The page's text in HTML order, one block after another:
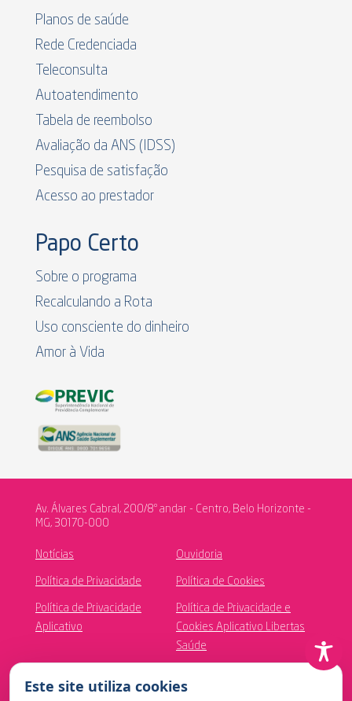
Planos de saúde
Rede Credenciada
Teleconsulta
Autoatendimento
Tabela de reembolso
Avaliação da ANS (IDSS)
Pesquisa de satisfação
Acesso ao prestador
Papo Certo
Sobre o programa
Recalculando a Rota
Uso consciente do dinheiro
Amor à Vida
Av. Álvares Cabral, 200/8º andar - Centro, Belo Horizonte -
MG, 30170-000
Notícias Ouvidoria
Política de Privacidade Política de Cookies
Política de Privacidade
Aplicativo
Política de Privacidade e
Cookies Aplicativo Libertas
Saúde
Este site utiliza cookies